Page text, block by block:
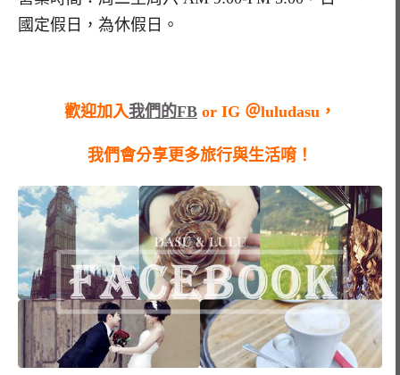
國定假日，為休假日。
歡迎加入我們的FB or IG ＠luludasu，
我們會分享更多旅行與生活唷！